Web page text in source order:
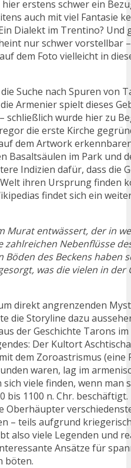
erstens schwer ein
auch mit viel Fantasie
Dialekt im Trentino? Und
nur schwer vorstellbar
dem Foto vielleicht in
Suche nach Spuren von
Armenier spielt dieses
schließlich wurde hier zu
die erste Kirche
dem Artwork
Basaltsäulen im Park und
Indizien dafür, dass die
ihren Ursprung finden
findet sich ein
Murat entwässert, der in
zahlreichen Nebenflüsse
des Beckens haben
was die vielen in
direkt angrenzenden
die Storyline dazu
der Geschichte Tarons
Der Kultort
dem Zoroastrismus (eine
waren, lag im
viele finden, wenn man
bis 1100 n. Chr.
Oberhäupter
– teils aufgrund
also viele Legenden und
Ansätze für
böten.